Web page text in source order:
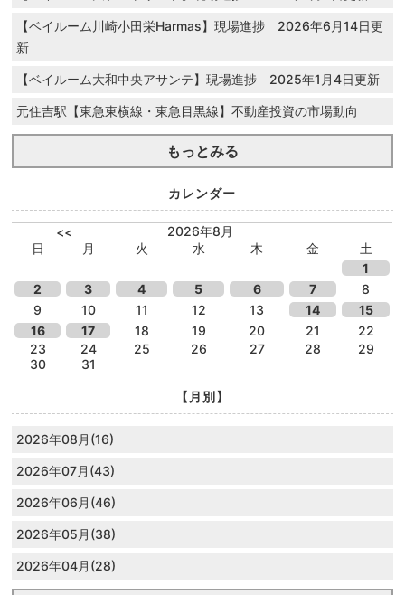
【ベイルーム川崎小田栄Harmas】現場進捗 2026年6月14日更
新
【ベイルーム大和中央アサンテ】現場進捗 2025年1月4日更新
元住吉駅【東急東横線・東急目黒線】不動産投資の市場動向
もっとみる
カレンダー
<<
2026年8月
日
月 火 水 木 金
土
1
2
3 4 5 6 7
8
9
10 11 12 13 14
15
16
17 18 19 20 21
22
23
24 25 26 27 28
29
30
31
【月別】
2026年08月(16)
2026年07月(43)
2026年06月(46)
2026年05月(38)
2026年04月(28)